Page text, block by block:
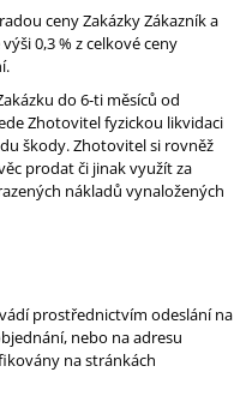
ceny Zakázky Zákazník a
0,3 % z celkové ceny
do 6-ti měsíců od
Zhotovitel fyzickou likvidaci
škody. Zhotovitel si rovněž
prodat či jinak využít za
nákladů vynaložených
prostřednictvím odeslání na
nebo na adresu
na stránkách